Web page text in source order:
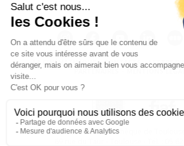
LA CINÉMATHÈQUE · CONTACTS · LETTRE
MENTIONS
La Cinémathèque de Toulouse